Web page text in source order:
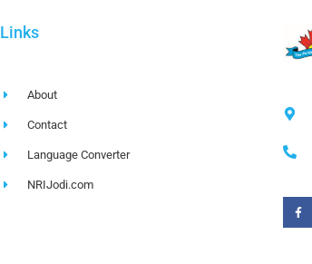
Links
About
Contact
Language Converter
NRIJodi.com